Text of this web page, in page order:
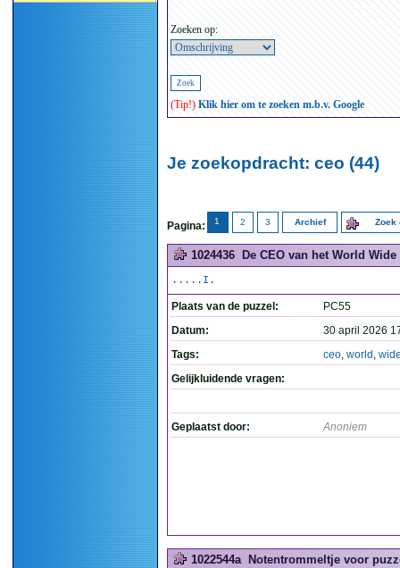
Zoeken op:
(Tip!) Klik hier om te zoeken m.b.v. Google
Je zoekopdracht: ceo (44)
Pagina: 1 2 3 Archief Zoek
1024436 De CEO van het World Wide
.....I.
Plaats van de puzzel:
PC55
Datum:
30 april 2026
Tags:
ceo, world ,
Gelijkluidende vragen:
Geplaatst door: Anoniem
1022544a Notentrommeltje voor